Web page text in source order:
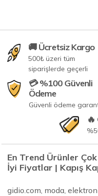
🚚 Ücretsiz Kargo
500₺ üzeri tüm
siparişlerde geçerli
💳 %100 Güvenli
Ödeme
Güvenli ödeme
En Trend Ürünler
İyi Fiyatlar | Kapış
gidio.com, moda,